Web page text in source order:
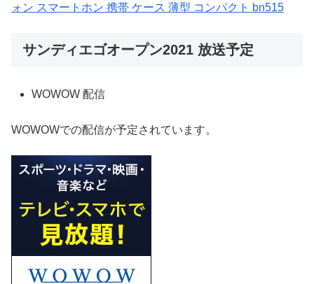
ォン スマートホン 携帯 ケース 薄型 コンパクト bn515
サンディエゴオープン2021 放送予定
WOWOW 配信
WOWOWでの配信が予定されています。